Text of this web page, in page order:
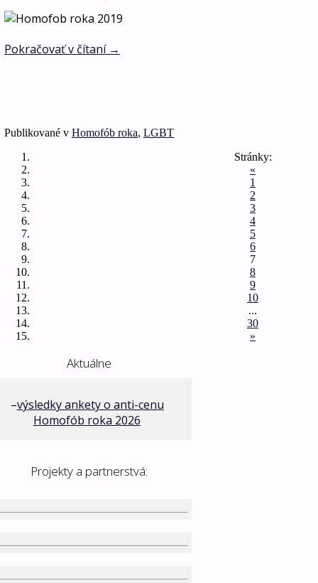
Pokračovať v čítaní →
Publikované v Homofób roka, LGBT
Stránky:
«
1
2
3
4
5
6
7
8
9
10
...
30
»
Aktuálne
–výsledky ankety o anti-cenu
Homofób roka 2026
Projekty a partnerstvá: